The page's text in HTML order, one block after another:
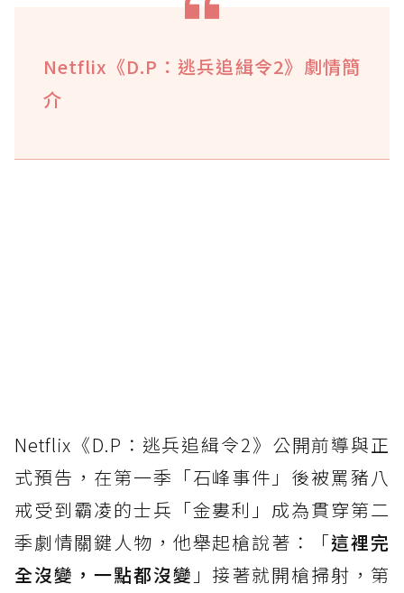
Netflix《D.P：逃兵追緝令2》劇情簡
介
Netflix《D.P：逃兵追緝令2》公開前導與正
式預告，在第一季「石峰事件」後被罵豬八
戒受到霸凌的士兵「金婁利」成為貫穿第二
季劇情關鍵人物，他舉起槍說著：「這裡完
全沒變，一點都沒變 」接著就開槍掃射，第